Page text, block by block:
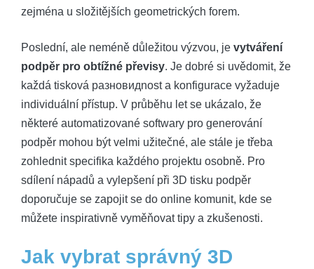
zejména u složitějších geometrických forem.
Poslední, ale neméně důležitou výzvou, je vytváření
podpěr pro obtížné převisy. Je dobré si uvědomit, že
každá tisková разновидnost a konfigurace vyžaduje
individuální přístup. V průběhu let se ukázalo, že
některé automatizované softwary pro generování
podpěr mohou být velmi užitečné, ale stále je třeba
zohlednit specifika každého projektu osobně. Pro
sdílení nápadů a vylepšení při 3D tisku podpěr
doporučuje se zapojit se do online komunit, kde se
můžete inspirativně vyměňovat tipy a zkušenosti.
Jak vybrat správný 3D